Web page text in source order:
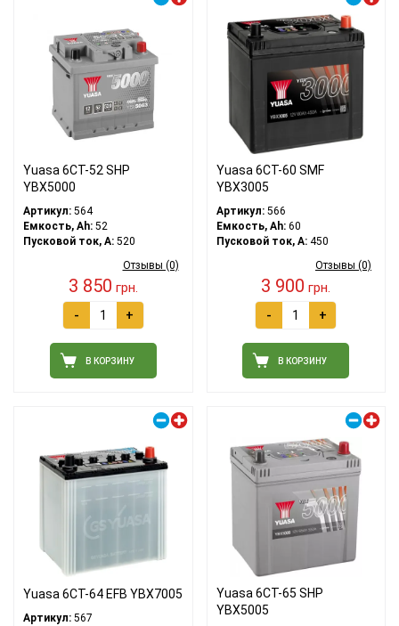
Yuasa 6СТ-52 SHP
YBX5000
Артикул: 564
Емкость, Ah: 52
Пусковой ток, A: 520
Отзывы (0)
3 850 грн.
- +
В КОРЗИНУ
Yuasa 6СТ-60 SMF
YBX3005
Артикул:566
Емкость, Ah:60
Пусковой ток, A:450
Отзывы (0)
3 900 грн.
- +
В КОРЗИНУ
Yuasa 6СТ-64 EFB YBX7005
Артикул: 567
Yuasa 6СТ-65 SHP
YBX5005